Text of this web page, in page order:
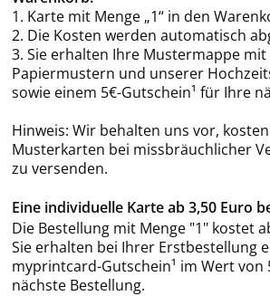
1. Karte mit Menge „1“ in den
2. Die Kosten werden automatisch
3. Sie erhalten Ihre Mustermappe mit
Papiermustern und unserer
sowie einem 5€-Gutschein¹ für Ihre
Hinweis: Wir behalten uns vor,
Musterkarten bei missbräuchlicher
zu versenden.
Eine individuelle Karte ab 3,50 Euro
Die Bestellung mit Menge "1" kostet
Sie erhalten bei Ihrer Erstbestellung
myprintcard-Gutschein¹ im Wert von
nächste Bestellung.